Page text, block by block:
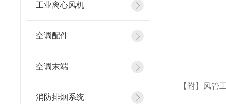
工业离心风机
空调配件
空调末端
消防排烟系统
【附】风管